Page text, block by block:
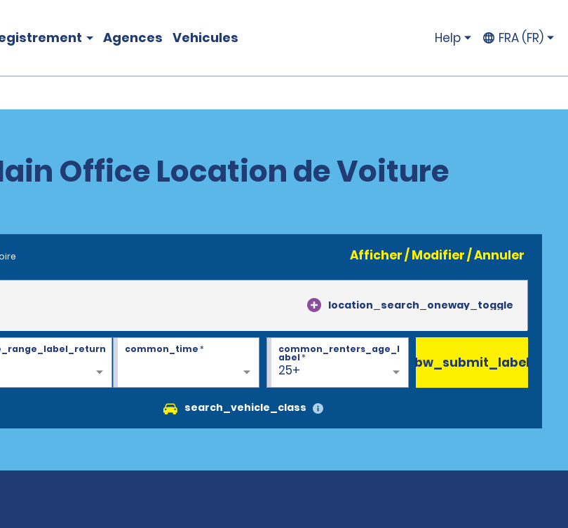
Agences Vehicules Help FRA (FR)
Office Location de Voiture
Afficher / Modifier / Annuler
location_search_oneway_toggle
common_time*
25+
common_renters_age_l
abel*
search_vehicle_class
bw_submit_label